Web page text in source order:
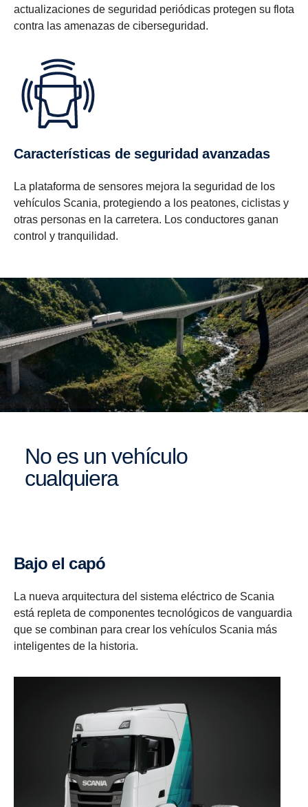
actualizaciones de seguridad periódicas protegen su flota
contra las amenazas de ciberseguridad.
Características de seguridad avanzadas
La plataforma de sensores mejora la seguridad de los
vehículos Scania, protegiendo a los peatones, ciclistas y
otras personas en la carretera. Los conductores ganan
control y tranquilidad.
No es un vehículo
cualquiera
Bajo el capó
La nueva arquitectura del sistema eléctrico de Scania
está repleta de componentes tecnológicos de vanguardia
que se combinan para crear los vehículos Scania más
inteligentes de la historia.